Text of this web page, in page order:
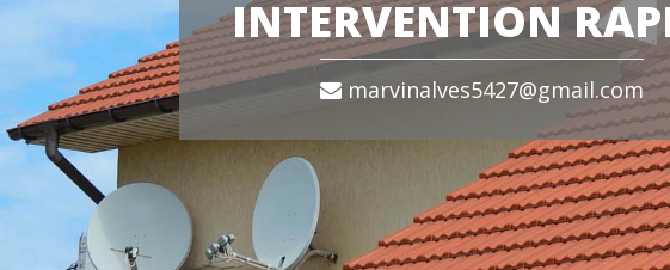
INTERVENTION
marvinalves5427@gmail.com